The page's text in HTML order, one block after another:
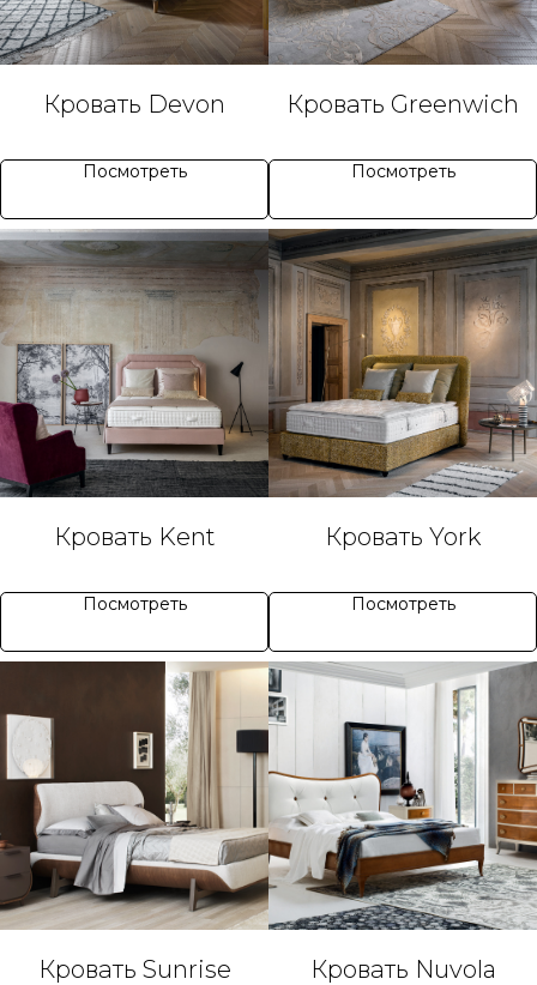
Кровать Devon
Посмотреть
Кровать Greenwich
Посмотреть
Кровать Kent
Посмотреть
Кровать York
Посмотреть
Кровать Sunrise Кровать Nuvola